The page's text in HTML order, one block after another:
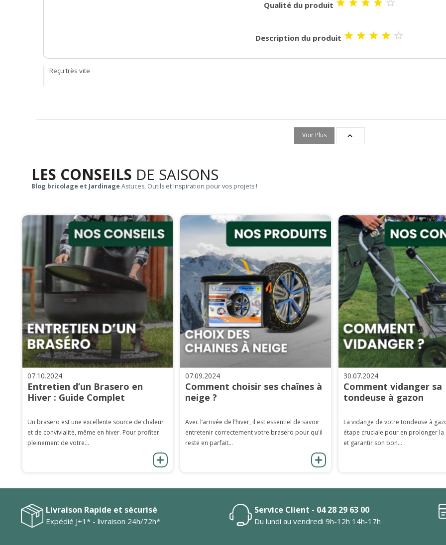
Qualité du produit     
Description du produit     
Reçu très vite
Voir Plus 
LES CONSEILS DE SAISONS
Blog bricolage et Jardinage Astuces, Outils et Inspiration pour vos projets !
07.10.2024
Entretien d’un Brasero en
Hiver : Guide Complet
Un brasero est une excellente source de chaleur
et de convivialité, même en hiver. Pour profiter
pleinement de votre...
07.09.2024
Comment choisir ses chaînes à
neige ?
Avec l’arrivée de l’hiver, il est essentiel de savoir
entretenir correctement votre brasero pour qu'il
reste en parfait...
30.07.2024
Comment vidanger sa
tondeuse à gazon
La vidange de votre tondeuse à
étape cruciale pour en prolonger la
et garantir son bon...
Livraison Rapide et sécurisé
Expédié J+1* - livraison 24h/72h*
Service Client - 04 28 29 63 00
Du lundi au vendredi 9h-12h 14h-17h